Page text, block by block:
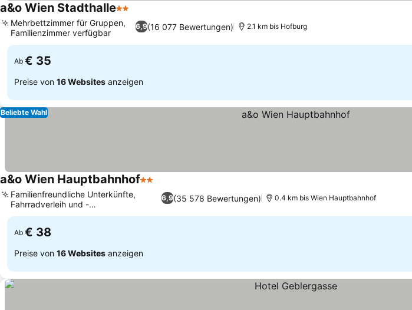
a&o Wien Stadthalle2 Sterne
6,9(16 077 Bewertungen)
Mehrbettzimmer für Gruppen,
Familienzimmer verfügbar
2.1 km bis Hofburg
Ab € 35
Preise von 16 Websites anzeigen
Beliebte Wahl
a&o Wien Hauptbahnhof2 Sterne
6,9(35 578 Bewertungen)
Familienfreundliche Unterkünfte,
Fahrradverleih und -
abstellmöglichkeiten
0.4 km bis Wien Hauptbahnhof
Ab € 38
Preise von 16 Websites anzeigen